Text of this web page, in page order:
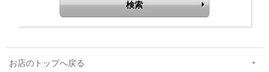
お店のトップへ戻る